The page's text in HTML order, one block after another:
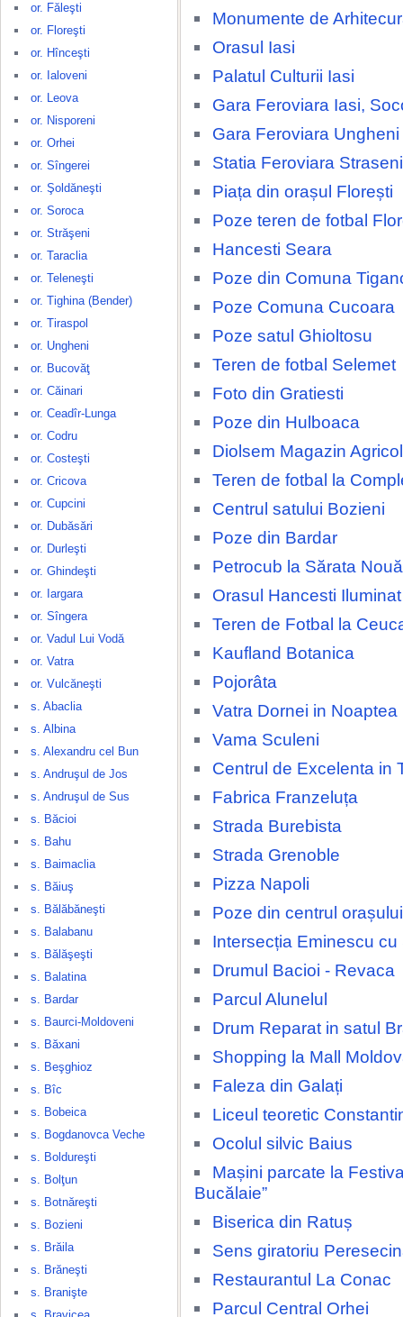
or. Făleşti
or. Floreşti
or. Hînceşti
or. Ialoveni
or. Leova
or. Nisporeni
or. Orhei
or. Sîngerei
or. Şoldăneşti
or. Soroca
or. Străşeni
or. Taraclia
or. Teleneşti
or. Tighina (Bender)
or. Tiraspol
or. Ungheni
or. Bucovăţ
or. Căinari
or. Ceadîr-Lunga
or. Codru
or. Costeşti
or. Cricova
or. Cupcini
or. Dubăsări
or. Durleşti
or. Ghindeşti
or. Iargara
or. Sîngera
or. Vadul Lui Vodă
or. Vatra
or. Vulcăneşti
s. Abaclia
s. Albina
s. Alexandru cel Bun
s. Andruşul de Jos
s. Andruşul de Sus
s. Băcioi
s. Bahu
s. Baimaclia
s. Băiuş
s. Bălăbăneşti
s. Balabanu
s. Bălăşeşti
s. Balatina
s. Bardar
s. Baurci-Moldoveni
s. Băxani
s. Beşghioz
s. Bîc
s. Bobeica
s. Bogdanovca Veche
s. Boldureşti
s. Bolţun
s. Botnăreşti
s. Bozieni
s. Brăila
s. Brăneşti
s. Branişte
Monumente de
Orasul Iasi
Palatul Culturii Iasi
Gara Feroviara Iasi,
Gara Feroviara Ungheni
Statia Feroviara Straseni
Piața din orașul Florești
Poze teren de fotbal
Hancesti Seara
Poze din Comuna
Poze Comuna Cucoara
Poze satul Ghioltosu
Teren de fotbal Selemet
Foto din Gratiesti
Poze din Hulboaca
Diolsem Magazin Agricol
Teren de fotbal la
Centrul satului Bozieni
Poze din Bardar
Petrocub la Sărata Nouă
Orasul Hancesti
Teren de Fotbal la
Kaufland Botanica
Pojorâta
Vatra Dornei in Noaptea
Vama Sculeni
Centrul de Excelenta in
Fabrica Franzeluța
Strada Burebista
Strada Grenoble
Pizza Napoli
Poze din centrul
Intersecția Eminescu cu
Drumul Bacioi - Revaca
Parcul Alunelul
Drum Reparat in satul
Shopping la Mall
Faleza din Galați
Liceul teoretic
Ocolul silvic Baius
Mașini parcate la
Bucălaie”
Biserica din Ratuș
Sens giratoriu
Restaurantul La Conac
Parcul Central Orhei